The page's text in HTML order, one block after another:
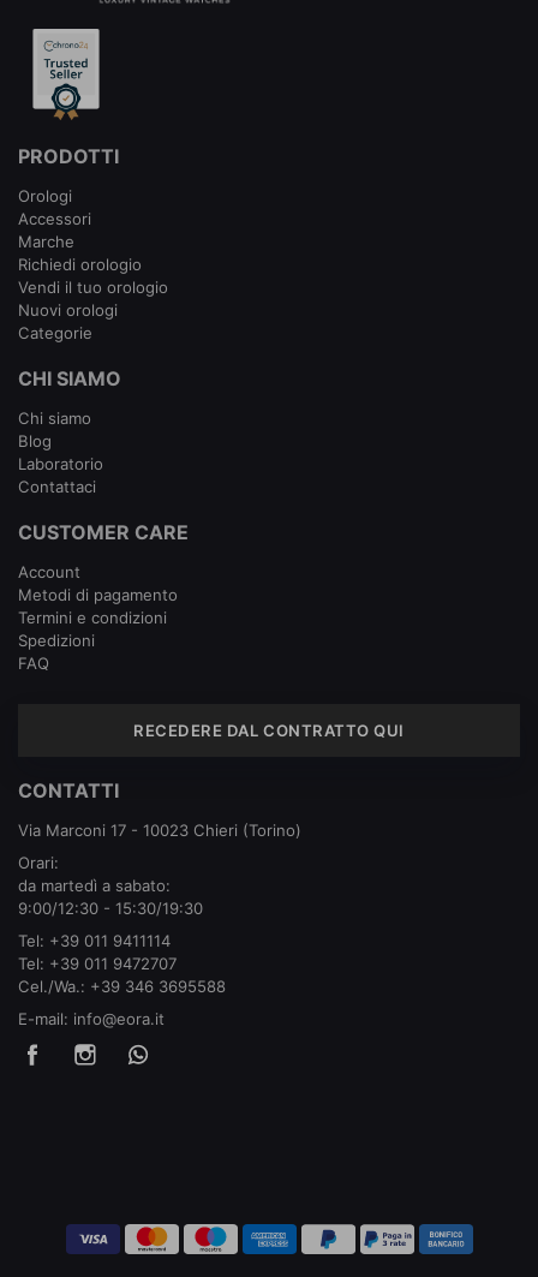
PRODOTTI
Orologi
Accessori
Marche
Richiedi orologio
Vendi il tuo orologio
Nuovi orologi
Categorie
CHI SIAMO
Chi siamo
Blog
Laboratorio
Contattaci
CUSTOMER CARE
Account
Metodi di pagamento
Termini e condizioni
Spedizioni
FAQ
RECEDERE DAL CONTRATTO QUI
CONTATTI
Via Marconi 17 - 10023 Chieri (Torino)
Orari:
da martedì a sabato:
9:00/12:30 - 15:30/19:30
Tel: +39 011 9411114
Tel: +39 011 9472707
Cel./Wa.: +39 346 3695588
E-mail: info@eora.it